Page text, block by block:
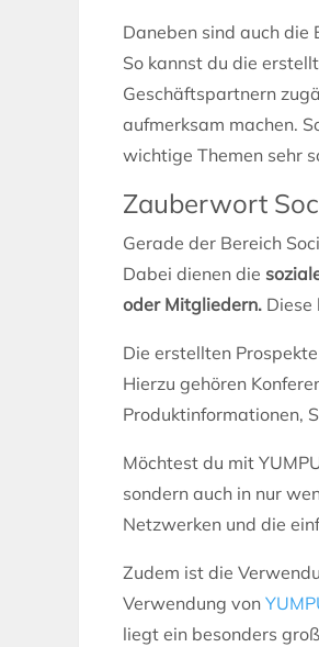
Daneben sind auch die
So kannst du die
Geschäftspartnern
aufmerksam machen.
wichtige Themen sehr
Zauberwort
Gerade der Bereich
Dabei dienen die
oder Mitgliedern. Diese
Die erstellten
Hierzu gehören
Produktinformationen,
Möchtest du mit
sondern auch in nur
Netzwerken und die
Zudem ist die
Verwendung von
liegt ein besonders